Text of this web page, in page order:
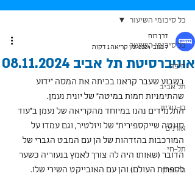
כל סיכומי השיעור
חיפה
תל אביב
בן-גוריון
אורנים
תל-חי
בר-אילן
כל סיכומי השיעור
אוניברסיטת תל אביב 08.11.2024
דרך רוח
7 בנוב׳ 2024
זמן קריאה 1 דקות
בשבוע שעבר קראנו בכיתה את המסה "ידוע
שהתימניות חמות במיטה" של יונית נעמן.
התלמידים נהנו במיוחד מהקריאה של נעמן ב"עוד
סונטה שייקספירית" של ויזלטיר, וגם עמדו על
המורכבות בהזדהות של הן עם המבט הגברי של
הדובר (שאותו היה לה צורך לאמץ בנעוריה כשער
לספרות העולם) והן עם האובייקט השירי שלו.